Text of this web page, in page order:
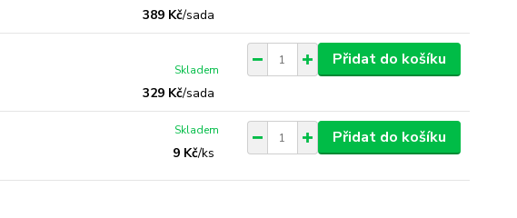
389 Kč/sada
329 Kč/sada
Skladem
Přidat do košíku
9 Kč/ks
Skladem Přidat do košíku